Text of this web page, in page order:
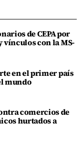
de CEPA por
con la MS-
en el primer país
mundo
comercios de
hurtados a